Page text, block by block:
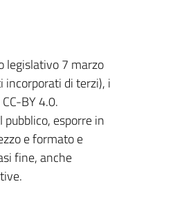
legislativo 7 marzo
incorporati di terzi), i
BY 4.0.
esporre in
e formato e
fine, anche